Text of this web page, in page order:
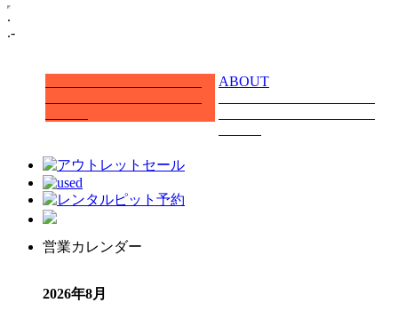
.
.-
ABOUT
営業カレンダー
2026年8月